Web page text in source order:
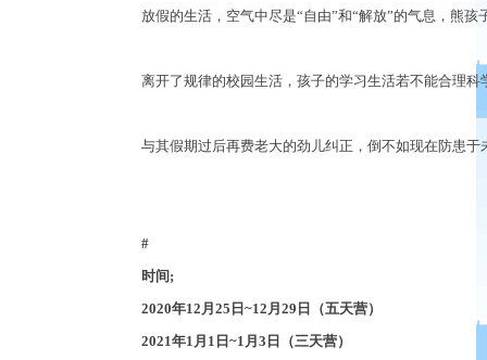
放假的生活，空气中尽是“自由”和“解放”的气息，熊孩
离开了规律的校园生活，孩子的学习生活若不能合理
与其假期过后再费老大的劲儿纠正，倒不如现在防患于
#
时间 ;
2020年12 月 25 日 ~12 月 29 日（五天营）
2021年1 月 1 日 ~1 月 3 日（三天营）